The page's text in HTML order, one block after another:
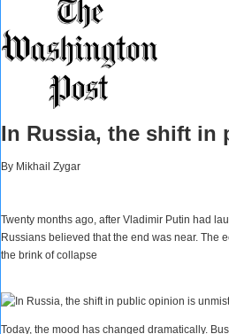
In Russia, the shift in
By Mikhail Zygar
Twenty months ago, after Vladimir Putin had
Russians believed that the end was near. The
the brink of collapse
Today, the mood has changed dramatically.